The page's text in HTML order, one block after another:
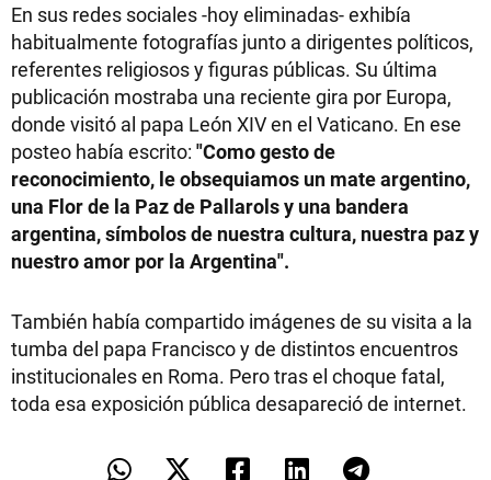
En sus redes sociales -hoy eliminadas- exhibía
habitualmente fotografías junto a dirigentes políticos,
referentes religiosos y figuras públicas. Su última
publicación mostraba una reciente gira por Europa,
donde visitó al papa León XIV en el Vaticano. En ese
posteo había escrito: "Como gesto de
reconocimiento, le obsequiamos un mate argentino,
una Flor de la Paz de Pallarols y una bandera
argentina, símbolos de nuestra cultura, nuestra paz y
nuestro amor por la Argentina".
También había compartido imágenes de su visita a la
tumba del papa Francisco y de distintos encuentros
institucionales en Roma. Pero tras el choque fatal,
toda esa exposición pública desapareció de internet.